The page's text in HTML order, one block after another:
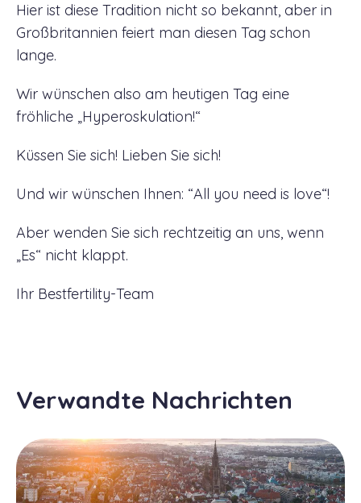
Hier ist diese Tradition nicht so bekannt, aber in
Großbritannien feiert man diesen Tag schon
lange.
Wir wünschen also am heutigen Tag eine
fröhliche „Hyperoskulation!“
Küssen Sie sich! Lieben Sie sich!
Und wir wünschen Ihnen: “All you need is love“!
Aber wenden Sie sich rechtzeitig an uns, wenn
„Es“ nicht klappt.
Ihr Bestfertility-Team
Verwandte Nachrichten